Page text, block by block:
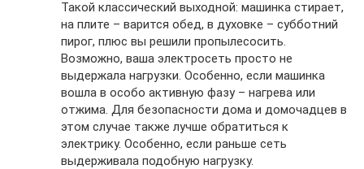
Такой классический выходной: машинка стирает,
на плите – варится обед, в духовке – субботний
пирог, плюс вы решили пропылесосить.
Возможно, ваша электросеть просто не
выдержала нагрузки. Особенно, если машинка
вошла в особо активную фазу – нагрева или
отжима. Для безопасности дома и домочадцев в
этом случае также лучше обратиться к
электрику. Особенно, если раньше сеть
выдерживала подобную нагрузку.